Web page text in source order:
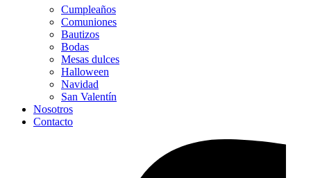
Cumpleaños
Comuniones
Bautizos
Bodas
Mesas dulces
Halloween
Navidad
San Valentín
Nosotros
Contacto